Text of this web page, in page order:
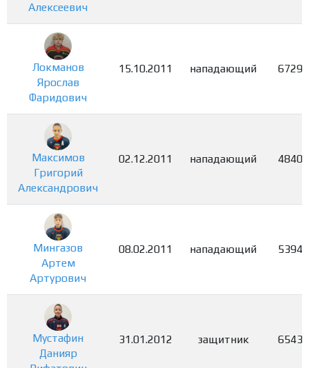
Алексеевич
Локманов
Ярослав
Фаридович
15.10.2011 нападающий 6729
Максимов
Григорий
Александрович
02.12.2011 нападающий 4840
Мингазов
Артем
Артурович
08.02.2011 нападающий 5394
Мустафин
Данияр
31.01.2012 защитник 6543